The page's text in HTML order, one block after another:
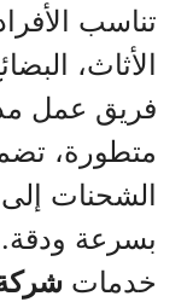
تناسب
الأثاث،
فريق عمل
متطورة،
الشحنات
بسرعة
خدمات